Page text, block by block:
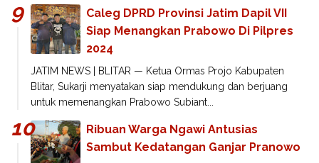
Caleg DPRD Provinsi Jatim Dapil VII
Siap Menangkan Prabowo Di Pilpres
2024
JATIM NEWS | BLITAR — Ketua Ormas Projo Kabupaten
Blitar, Sukarji menyatakan siap mendukung dan berjuang
untuk memenangkan Prabowo Subiant...
Ribuan Warga Ngawi Antusias
Sambut Kedatangan Ganjar Pranowo